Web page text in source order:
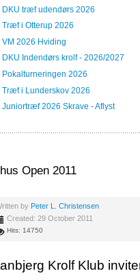
DKU træf udendørs 2026
Træf i Otterup 2026
VM 2026 Hviding
DKU Indendørs krolf - 2026/2027
Pokalturneringen 2026
Træf i Lunderskov 2026
Juniortræf 2026 Skrave - Aflyst
Open 2011
by Peter L. Christensen
Created: 29 October 2011
Hits: 14750
Krolf Klub